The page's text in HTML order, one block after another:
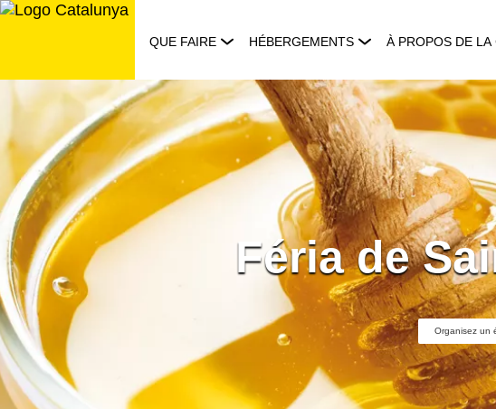
Aller
QUE FAIRE HÉBERGEMENTS À PROPOS DE LA
Féria de
Organisez un